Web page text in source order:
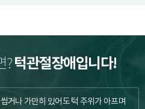
?턱관절장애입니다!
거나 가만히 있어도 턱 주위가 아프며